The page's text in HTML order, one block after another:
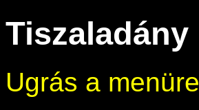
Tiszaladány
Ugrás a menüre